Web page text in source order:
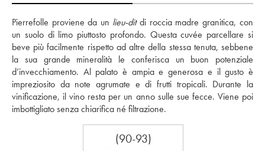
Pierrefolle proviene da un lieu-dit di roccia madre granitica, con
un suolo di limo piuttosto profondo. Questa cuvée parcellare si
beve più facilmente rispetto ad altre della stessa tenuta, sebbene
la sua grande mineralità le conferisca un buon potenziale
d’invecchiamento. Al palato è ampia e generosa e il gusto è
impreziosito da note agrumate e di frutti tropicali. Durante la
vinificazione, il vino resta per un anno sulle sue fecce. Viene poi
imbottigliato senza chiarifica né filtrazione.
(90-93)